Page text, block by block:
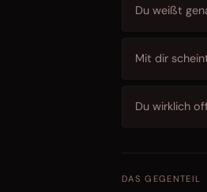
Du weißt
Mit dir
Du wirklich
DAS GEGENTEIL